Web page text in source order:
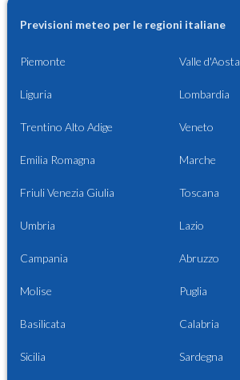
Previsioni meteo per le regioni italiane
Piemonte Valle d'Aosta
Liguria Lombardia
Trentino Alto Adige Veneto
Emilia Romagna Marche
Friuli Venezia Giulia Toscana
Umbria Lazio
Campania Abruzzo
Molise Puglia
Basilicata Calabria
Sicilia Sardegna